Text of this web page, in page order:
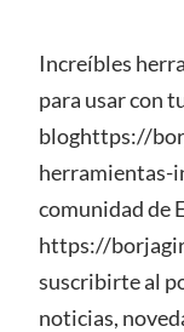
Increíbles
para usar con
bloghttps://
herramientas-
comunidad de
https://
suscribirte al
noticias,